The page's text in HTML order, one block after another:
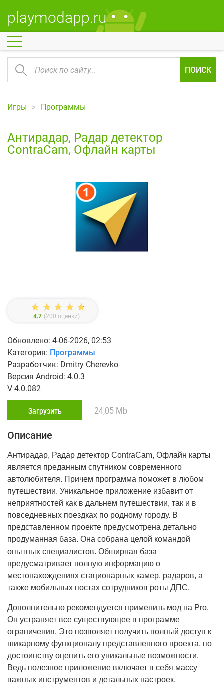
playmodapp.ru
ПОИСК
Игры Программы
Антирадар, Радар детектор
ContraCam, Офлайн карты
4.7 (200 оценки)
Обновлено: 4-06-2026, 02:53
Категория: Программы
Разработчик: Dmitry Cherevko
Версия Android: 4.0.3
V 4.0.082
Загрузить 24,05 Mb
Описание
Антирадар, Радар детектор ContraCam, Офлайн карты
является преданным спутником современного
автолюбителя. Причем программа поможет в любом
путешествии. Уникальное приложение избавит от
неприятностей как в дальнем путешествии, так и в
повседневных поездках по родному городу. В
представленном проекте предусмотрена детально
продуманная база. Она собрана целой командой
опытных специалистов. Обширная база
предусматривает полную информацию о
местонахождениях стационарных камер, радаров, а
также мобильных постах сотрудников роты ДПС.
Дополнительно рекомендуется применить мод на Pro.
Он устраняет все существующее в программе
ограничения. Это позволяет получить полный доступ к
шикарному функционалу представленного проекта, по
достоинству оценить его уникальные возможности.
Ведь полезное приложение включает в себя массу
важных инструментов и детальных настроек.